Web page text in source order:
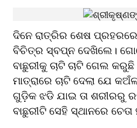
ଦିନେ ରାତ୍ରିର ଶେଷ
ବିଚିତ୍ର ସ୍ବପ୍ନ ଦେଖିଲେ।
ବାଛୁରୀକୁ ଚାଟି ଚାଟି ଗେଲ
ମାତ୍ରାରେ ଚାଟି ଦେଲା ଯେ
ଗୁଡ଼ିକ ଝଡି ଯାଇ ତା ଶରୀରରୁ
ବାଛୁରୀଟି ସେହି ସ୍ଥାନରେ